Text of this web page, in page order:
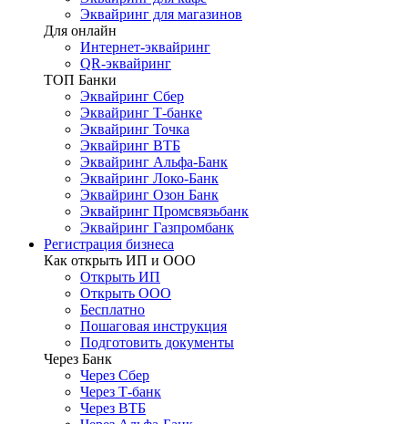
Эквайринг для магазинов
Для онлайн
Интернет-эквайринг
QR-эквайринг
ТОП Банки
Эквайринг Сбер
Эквайринг Т-банке
Эквайринг Точка
Эквайринг ВТБ
Эквайринг Альфа-Банк
Эквайринг Локо-Банк
Эквайринг Озон Банк
Эквайринг Промсвязьбанк
Эквайринг Газпромбанк
Регистрация бизнеса
Как открыть ИП и ООО
Открыть ИП
Открыть ООО
Бесплатно
Пошаговая инструкция
Подготовить документы
Через Банк
Через Сбер
Через Т-банк
Через ВТБ